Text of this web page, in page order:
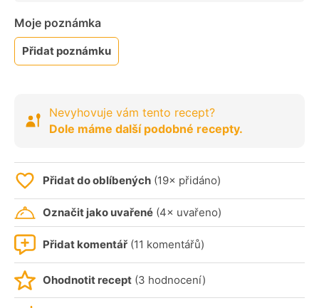
Moje poznámka
Přidat poznámku
Nevyhovuje vám tento recept?
Dole máme další podobné recepty.
Přidat do oblíbených (19× přidáno)
Označit jako uvařené (4× uvařeno)
Přidat komentář (11 komentářů)
Ohodnotit recept (3 hodnocení)